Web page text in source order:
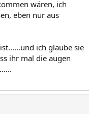
wären, ich
eben nur aus
ich glaube sie
ihr mal die augen